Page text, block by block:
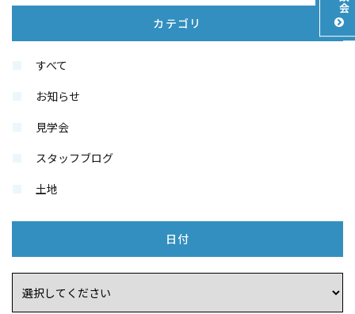
カテゴリ
すべて
お知らせ
見学会
スタッフブログ
土地
日付